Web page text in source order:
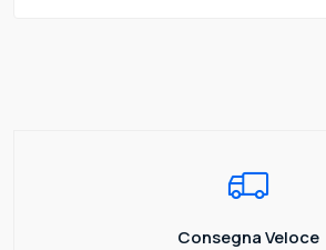
Consegna Veloce